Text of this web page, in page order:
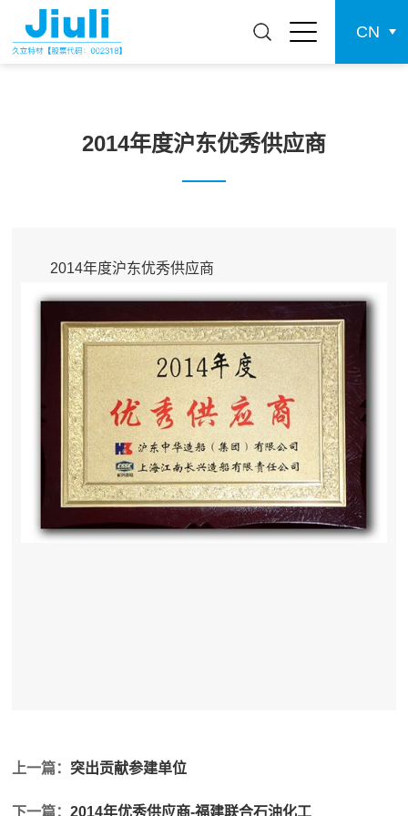
CN
2014年度沪东优秀供应商
2014年度沪东优秀供应商
上一篇： 突出贡献参建单位
下一篇：2014年优秀供应商-福建联合石油化工